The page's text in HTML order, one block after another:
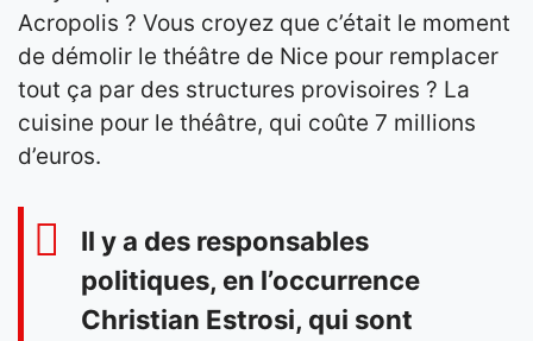
Acropolis ? Vous croyez que c’était le moment
de démolir le théâtre de Nice pour remplacer
tout ça par des structures provisoires ? La
cuisine pour le théâtre, qui coûte 7 millions
d’euros.
Il y a des responsables
politiques, en l’occurrence
Christian Estrosi, qui sont